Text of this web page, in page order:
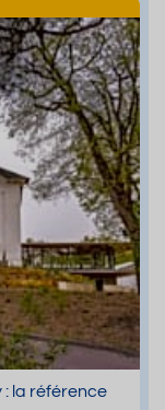
: la référence